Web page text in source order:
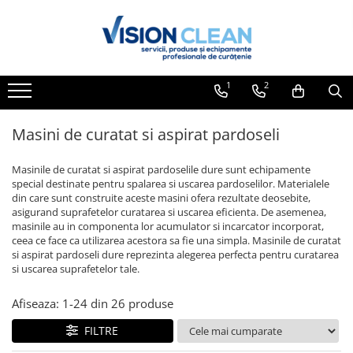
Aspiratoare si masini curatenie
Aspiratoare industriale
Aspiratoare injectie - extractie
Aspiratoare profesionale de lichide
si praf
Echipament de curatat cu presiune
Masini de curatat si aspirat
pardoseli
Maturatori
Monodiscuri profesionale
Detergenti profesionali
1 2
Masini de curatat si aspirat pardoseli
Masinile de curatat si aspirat pardoselile dure sunt echipamente
special destinate pentru spalarea si uscarea pardoselilor. Materialele
din care sunt construite aceste masini ofera rezultate deosebite,
asigurand suprafetelor curatarea si uscarea eficienta. De asemenea,
masinile au in componenta lor acumulator si incarcator incorporat,
ceea ce face ca utilizarea acestora sa fie una simpla. Masinile de curatat
si aspirat pardoseli dure reprezinta alegerea perfecta pentru curatarea
si uscarea suprafetelor tale.
Afiseaza: 1-24 din 26 produse
FILTRE